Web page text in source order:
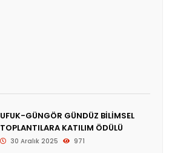
UFUK-GÜNGÖR GÜNDÜZ BİLİMSEL
TOPLANTILARA KATILIM ÖDÜLÜ
30 Aralık 2025 971